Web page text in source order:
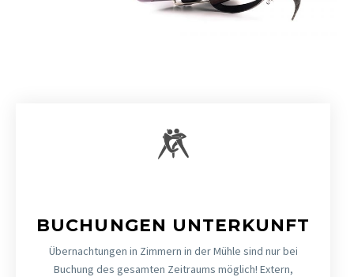
BUCHUNGEN UNTERKUNFT
Übernachtungen in Zimmern in der Mühle sind nur bei
Buchung des gesamten Zeitraums möglich! Extern,